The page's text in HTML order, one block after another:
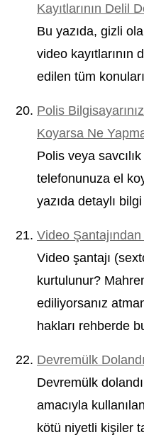
Kayıtlarının Delil
Bu yazıda, gizli
video kayıtlarının
edilen tüm
Polis
Koyarsa Ne
Polis veya
telefonunuza el
yazıda detaylı
Video
Video şantajı
kurtulunur?
ediliyorsanız
hakları rehberde
Devremülk
Devremülk
amacıyla
kötü niyetli kişiler